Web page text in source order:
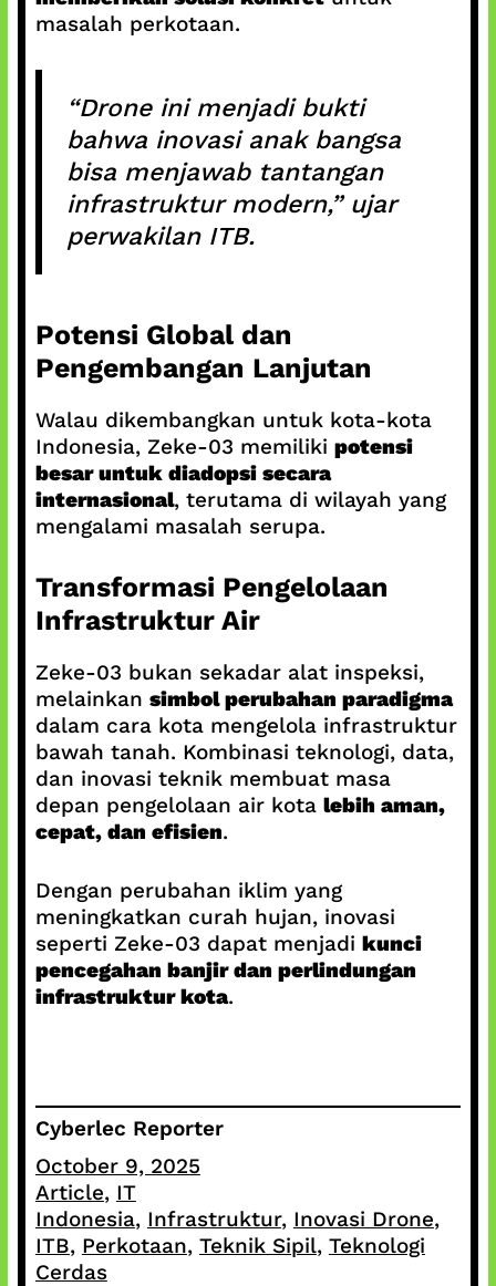
masalah perkotaan.
“Drone ini menjadi bukti
bahwa inovasi anak bangsa
bisa menjawab tantangan
infrastruktur modern,” ujar
perwakilan ITB.
Potensi Global dan
Pengembangan Lanjutan
Walau dikembangkan untuk kota-kota
Indonesia, Zeke-03 memiliki potensi
besar untuk diadopsi secara
internasional, terutama di wilayah yang
mengalami masalah serupa.
Transformasi Pengelolaan
Infrastruktur Air
Zeke-03 bukan sekadar alat inspeksi,
melainkan simbol perubahan paradigma
dalam cara kota mengelola infrastruktur
bawah tanah. Kombinasi teknologi, data,
dan inovasi teknik membuat masa
depan pengelolaan air kota lebih aman,
cepat, dan efisien.
Dengan perubahan iklim yang
meningkatkan curah hujan, inovasi
seperti Zeke-03 dapat menjadi kunci
pencegahan banjir dan perlindungan
infrastruktur kota.
Cyberlec Reporter
October 9, 2025
Article, IT
Indonesia, Infrastruktur, Inovasi Drone ,
ITB, Perkotaan, Teknik Sipil, Teknologi
Cerdas